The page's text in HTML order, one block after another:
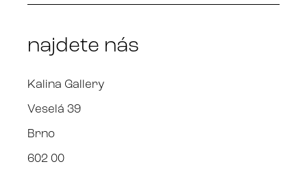
najdete nás
Kalina Gallery
Veselá 39
Brno
602 00